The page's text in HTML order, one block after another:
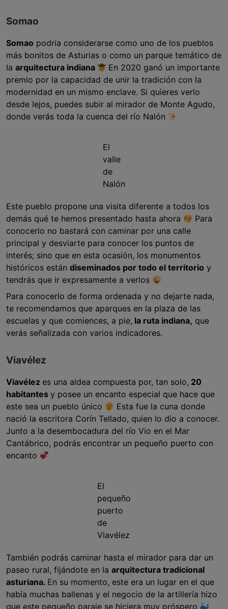
Somao
Somao podría considerarse como uno de los pueblos
más bonitos de Asturias o como un parque temático de
la arquitectura indiana
En 2020 ganó un importante
premio por la capacidad de unir la tradición con la
modernidad en un mismo enclave. Si quieres verlo
desde lejos, puedes subir al mirador de Monte Agudo,
donde verás toda la cuenca del río Nalón
El
valle
de
Nalón
Este pueblo propone una visita diferente a todos los
demás qué te hemos presentado hasta ahora
Para
conocerlo no bastará con caminar por una calle
principal y desviarte para conocer los puntos de
interés; sino que en esta ocasión, los monumentos
históricos están diseminados por todo el territorio y
tendrás que ir expresamente a verlos
Para conocerlo de forma ordenada y no dejarte nada,
te recomendamos que aparques en la plaza de las
escuelas y que comiences, a pie, la ruta indiana, que
verás señalizada con varios indicadores.
Viavélez
Viavélez es una aldea compuesta por, tan solo, 20
habitantes y posee un encanto especial que hace que
este sea un pueblo único
Esta fue la cuna donde
nació la escritora Corín Tellado, quien lo dio a conocer.
Junto a la desembocadura del río Vio en el Mar
Cantábrico, podrás encontrar un pequeño puerto con
encanto
El
pequeño
puerto
de
Viavélez
También podrás caminar hasta el mirador para dar un
paseo rural, fijándote en la arquitectura tradicional
asturiana. En su momento, este era un lugar en el que
había muchas ballenas y el negocio de la artillería hizo
que este pequeño paraje se hiciera muy próspero